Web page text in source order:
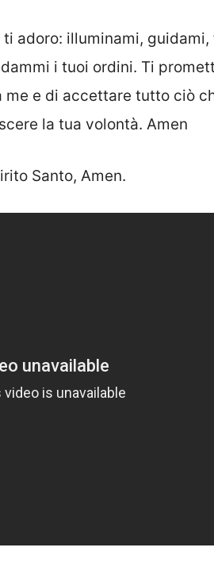
ti adoro: illuminami,
i tuoi ordini. Ti
e di accettare tutto ciò
la tua volontà. Amen
Santo, Amen.